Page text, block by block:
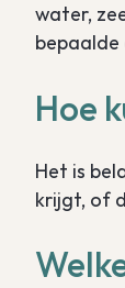
water,
Hoe
Het is
krijgt, of